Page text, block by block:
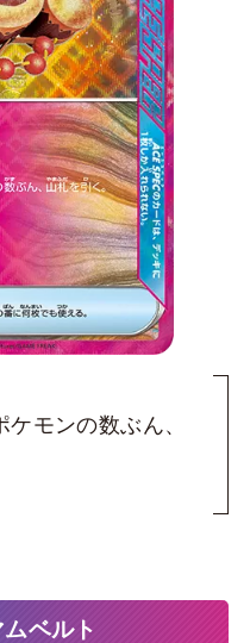
モンの数ぶん、
ベルト